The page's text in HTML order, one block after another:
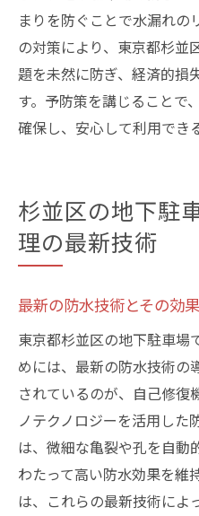
まりを防ぐことで水漏れの
の対策により、東京都杉並
題を未然に防ぎ、経済的損
す。予防策を講じることで
確保し、安心して利用でき
杉並区の地下駐
理の最新技術
最新の防水技術とその効果
東京都杉並区の地下駐車場
めには、最新の防水技術の
されているのが、自己修復
ノテクノロジーを活用した
は、微細な亀裂や孔を自動
わたって高い防水効果を維
は、これらの最新技術によ